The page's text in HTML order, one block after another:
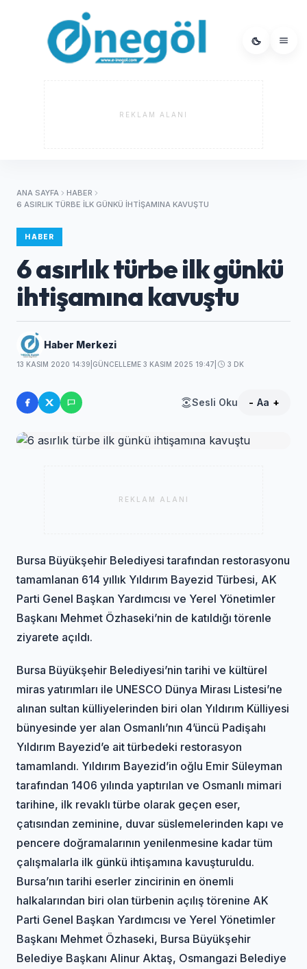
REKLAM ALANI
ANA SAYFA
HABER
6 ASIRLIK TÜRBE ILK GÜNKÜ IHTIŞAMINA KAVUŞTU
HABER
6 asırlık türbe ilk günkü
ihtişamına kavuştu
Haber Merkezi
13 KASIM 2020 14:39 GÜNCELLEME 3 KASIM 2025 19:47 3 DK
Sesli Oku - Aa +
REKLAM ALANI
Bursa Büyükşehir Belediyesi tarafından restorasyonu
tamamlanan 614 yıllık Yıldırım Bayezid Türbesi, AK
Parti Genel Başkan Yardımcısı ve Yerel Yönetimler
Başkanı Mehmet Özhaseki’nin de katıldığı törenle
ziyarete açıldı.
Bursa Büyükşehir Belediyesi’nin tarihi ve kültürel
miras yatırımları ile UNESCO Dünya Mirası Listesi’ne
alınan sultan külliyelerinden biri olan Yıldırım Külliyesi
bünyesinde yer alan Osmanlı’nın 4’üncü Padişahı
Yıldırım Bayezid’e ait türbedeki restorasyon
tamamlandı. Yıldırım Bayezid’in oğlu Emir Süleyman
tarafından 1406 yılında yaptırılan ve Osmanlı mimari
tarihine, ilk revaklı türbe olarak geçen eser,
çatısından zeminine, duvar süslemelerinden kapı ve
pencere doğramalarının yenilenmesine kadar tüm
çalışmalarla ilk günkü ihtişamına kavuşturuldu.
Bursa’nın tarihi eserler zincirinin en önemli
halkalarından biri olan türbenin açılış törenine AK
Parti Genel Başkan Yardımcısı ve Yerel Yönetimler
Başkanı Mehmet Özhaseki, Bursa Büyükşehir
Belediye Başkanı Alinur Aktaş, Osmangazi Belediye